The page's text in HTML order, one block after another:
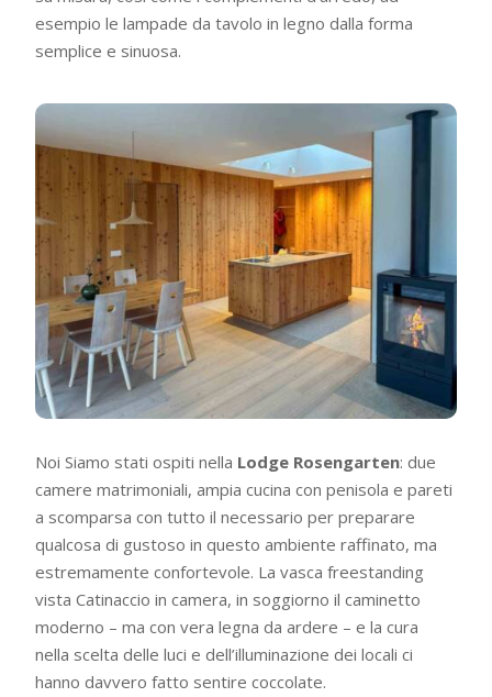
esempio le lampade da tavolo in legno dalla forma
semplice e sinuosa.
Noi Siamo stati ospiti nella Lodge Rosengarten: due
camere matrimoniali, ampia cucina con penisola e pareti
a scomparsa con tutto il necessario per preparare
qualcosa di gustoso in questo ambiente raffinato, ma
estremamente confortevole. La vasca freestanding
vista Catinaccio in camera, in soggiorno il caminetto
moderno – ma con vera legna da ardere – e la cura
nella scelta delle luci e dell’illuminazione dei locali ci
hanno davvero fatto sentire coccolate.